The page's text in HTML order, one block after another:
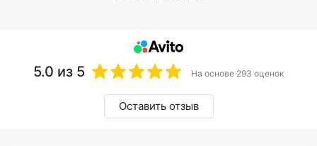
5.0 из 5 На основе 293 оценок
Оставить отзыв